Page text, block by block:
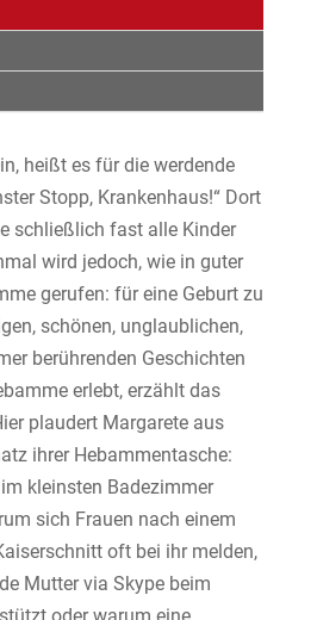
heißt es für die werdende
Stopp, Krankenhaus!“ Dort
schließlich fast alle Kinder
wird jedoch, wie in guter
gerufen: für eine Geburt zu
schönen, unglaublichen,
berührenden Geschichten
erlebt, erzählt das
plaudert Margarete aus
ihrer Hebammentasche:
kleinsten Badezimmer
sich Frauen nach einem
oft bei ihr melden,
Mutter via Skype beim